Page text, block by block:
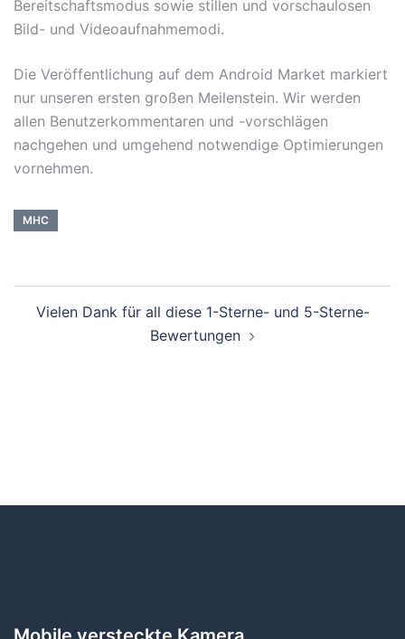
Bereitschaftsmodus sowie stillen und vorschaulosen
Bild- und Videoaufnahmemodi.
Die Veröffentlichung auf dem Android Market markiert
nur unseren ersten großen Meilenstein. Wir werden
allen Benutzerkommentaren und -vorschlägen
nachgehen und umgehend notwendige Optimierungen
vornehmen.
MHC
Vielen Dank für all diese 1-Sterne- und 5-Sterne-
Bewertungen